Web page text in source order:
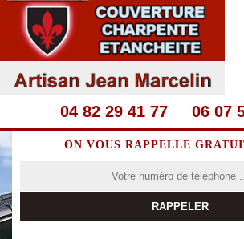
04 82 29 41 77 06 07
ON VOUS RAPPELLE